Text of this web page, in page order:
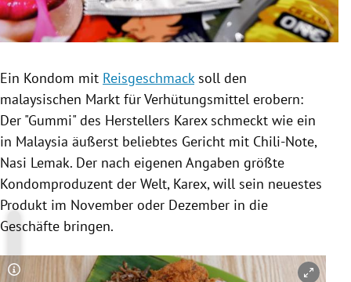
Untermenü
Untermenü
Untermenü
Ein Kondom mit Reisgeschmacksoll den
malaysischen Markt fürVerhütungsmittel erobern:
Der "Gummi" des Herstellers Karexschmeckt wie ein
in Malaysia äußerst beliebtes Gericht mit Chili-Note,
Nasi Lemak. Der nach eigenen Angaben größte
Kondomproduzent der Welt, Karex, will sein neuestes
Produkt im November oder Dezember in die
Geschäfte bringen.